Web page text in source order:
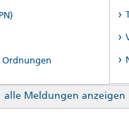
alle Meldungen anzeigen